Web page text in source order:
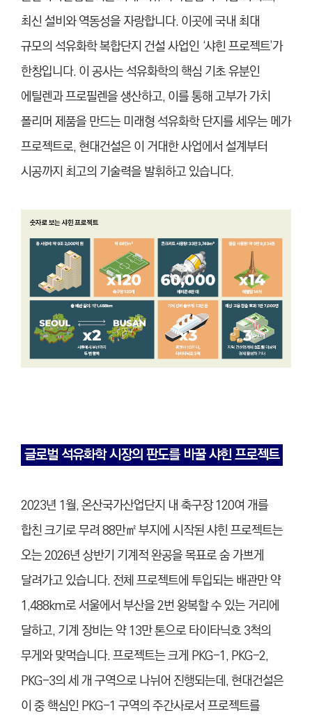
최신 설비와 역동성을 자랑합니다. 이곳에 국내 최대
규모의 석유화학 복합단지 건설 사업인 ‘샤힌 프로젝트’가
한창입니다. 이 공사는 석유화학의 핵심 기초 유분인
에틸렌과 프로필렌을 생산하고, 이를 통해 고부가 가치
폴리머 제품을 만드는 미래형 석유화학 단지를 세우는 메가
프로젝트로, 현대건설은 이 거대한 사업에서 설계부터
시공까지 최고의 기술력을 발휘하고 있습니다.
글로벌 석유화학 시장의 판도를 바꿀 샤힌 프로젝트
2023년 1월, 온산국가산업단지 내 축구장 120여 개를
합친 크기로 무려 88만㎡ 부지에 시작된 샤힌 프로젝트는
오는 2026년 상반기 기계적 완공을 목표로 숨 가쁘게
달려가고 있습니다. 전체 프로젝트에 투입되는 배관만 약
1,488km로 서울에서 부산을 2번 왕복할 수 있는 거리에
달하고, 기계 장비는 약 13만 톤으로 타이타닉호 3척의
무게와 맞먹습니다. 프로젝트는 크게 PKG-1, PKG-2,
PKG-3의 세 개 구역으로 나뉘어 진행되는데, 현대건설은
이 중 핵심인 PKG-1 구역의 주간사로서 프로젝트를